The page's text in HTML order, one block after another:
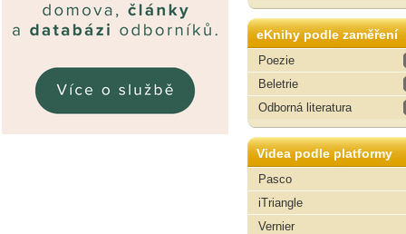
eKnihy podle zaměření
Poezie
Beletrie
Odborná literatura
Videa podle platformy
Pasco
iTriangle
Vernier